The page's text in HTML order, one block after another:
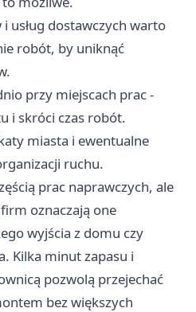
usług dostawczych warto
robót, by uniknąć
przy miejscach prac -
i skróci czas robót.
miasta i ewentualne
ruchu.
prac naprawczych, ale
oznaczają one
wyjścia z domu czy
Kilka minut zapasu i
pozwolą przejechać
bez większych